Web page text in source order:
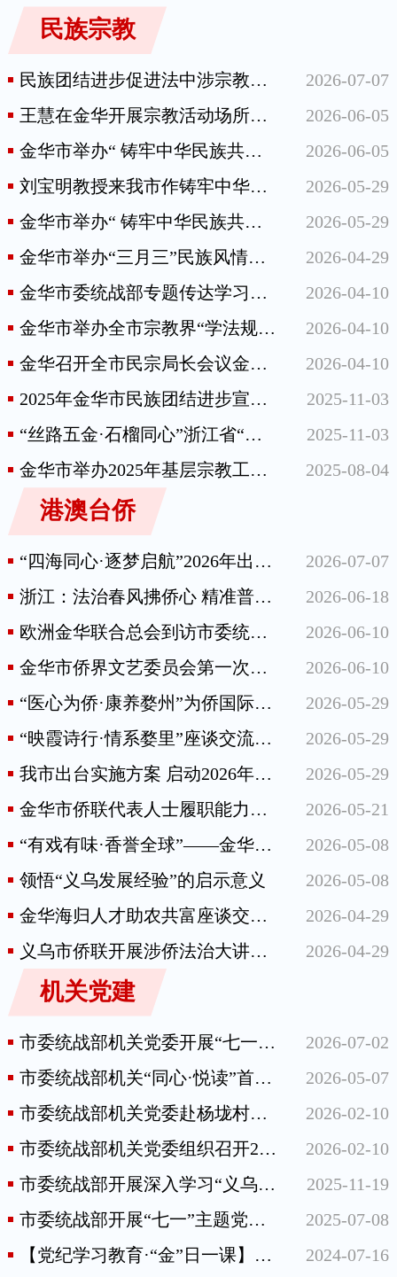
民族宗教
民族团结进步促进法中涉宗教条款解读
2026-07-07
王慧在金华开展宗教活动场所安全检查和接访工作
2026-06-05
金华市举办“ 铸牢中华民族共同体意识·各民族共同富裕能力提升”培训班
2026-06-05
刘宝明教授来我市作铸牢中华民族共同体意识专题宣讲
2026-05-29
金华市举办“ 铸牢中华民族共同体意识·各民族共同富裕能力提升”培训班
2026-05-29
金华市举办“三月三”民族风情旅游文化活动
2026-04-29
金华市委统战部专题传达学习《中华人民共和国民族团结进步促进法》
2026-04-10
金华市举办全市宗教界“学法规、守戒律、重修为、树形象”教育活动推进会暨“法·戒”讲堂启动仪式
2026-04-10
金华召开全市民宗局长会议金华召开全市民宗局长会议
2026-04-10
2025年金华市民族团结进步宣传月暨铸牢中华民族共同体意识百场宣讲在东阳启动
2025-11-03
“丝路五金·石榴同心”浙江省“东迁西归”各族青年互嵌式技能培训活动开班仪式正式启航
2025-11-03
金华市举办2025年基层宗教工作干部培训班
2025-08-04
港澳台侨
“四海同心·逐梦启航”2026年出国留学 规划与经验分享会举行
2026-07-07
浙江：法治春风拂侨心 精准普法护远航
2026-06-18
欧洲金华联合总会到访市委统战部（侨办）、市侨联
2026-06-10
金华市侨界文艺委员会第一次会议召开
2026-06-10
“医心为侨·康养婺州”为侨国际医疗合作服务签约仪式举行
2026-05-29
“映霞诗行·情系婺里”座谈交流会举行
2026-05-29
我市出台实施方案 启动2026年“之江同心·法治护侨”涉侨法治服务专项行动
2026-05-29
金华市侨联代表人士履职能力提升班在杭举办
2026-05-21
“有戏有味·香誉全球”——金华兰溪游埠古镇“侨韵街区”正式开街
2026-05-08
领悟“义乌发展经验”的启示意义
2026-05-08
金华海归人才助农共富座谈交流活动在婺城区安地镇举行
2026-04-29
义乌市侨联开展涉侨法治大讲堂活动
2026-04-29
机关党建
市委统战部机关党委开展“七一”党建活动
2026-07-02
市委统战部机关“同心·悦读”首期活动圆满开展
2026-05-07
市委统战部机关党委赴杨垅村开展“同心送福”活动
2026-02-10
市委统战部机关党委组织召开2025年度党支部书记抓党建工作述职评议会
2026-02-10
市委统战部开展深入学习“义乌发展经验”主题党日活动
2025-11-19
市委统战部开展“七一”主题党日活动
2025-07-08
【党纪学习教育·“金”日一课】党组织违犯党纪如何处理，其成员受什么影响？
2024-07-16